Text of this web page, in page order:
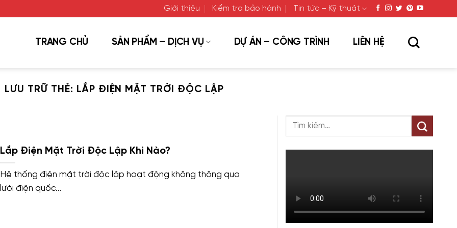
Giới thiệu Kiểm tra bảo hành Tin tức – Kỹ thuật
TRANG CHỦ SẢN PHẨM – DỊCH VỤ DỰ ÁN – CÔNG TRÌNH LIÊN HỆ
LƯU TRỮ THẺ: LẮP ĐIỆN MẶT TRỜI ĐỘC LẬP
Lắp Điện Mặt Trời Độc Lập Khi Nào?
Hệ thống điện mặt trời độc lập hoạt động không thông qua
lưới điện quốc...